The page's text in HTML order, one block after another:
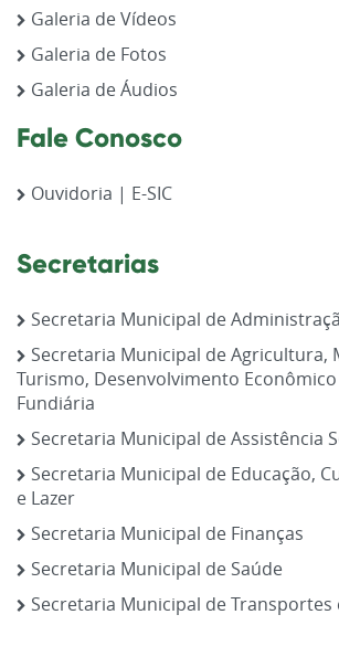
Galeria de Vídeos
Galeria de Fotos
Galeria de Áudios
Fale Conosco
Ouvidoria | E-SIC
Secretarias
Secretaria Municipal de
Secretaria Municipal de Agricultura,
Turismo, Desenvolvimento Econômico
Fundiária
Secretaria Municipal de Assistência
Secretaria Municipal de Educação,
e Lazer
Secretaria Municipal de Finanças
Secretaria Municipal de Saúde
Secretaria Municipal de Transportes